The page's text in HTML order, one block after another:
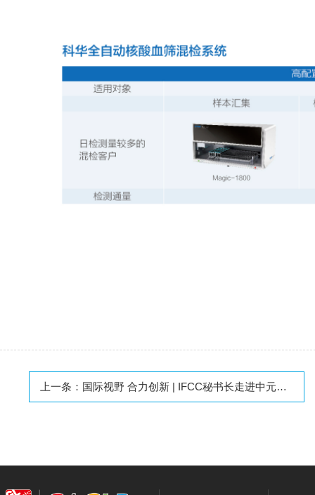
上一条： 国际视野 合力创新 | IFCC秘书长走进中元汇吉座谈交流